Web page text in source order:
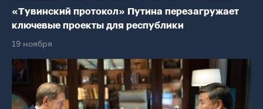
«Тувинский протокол» Путина перезагружает
ключевые проекты для республики
19 ноября